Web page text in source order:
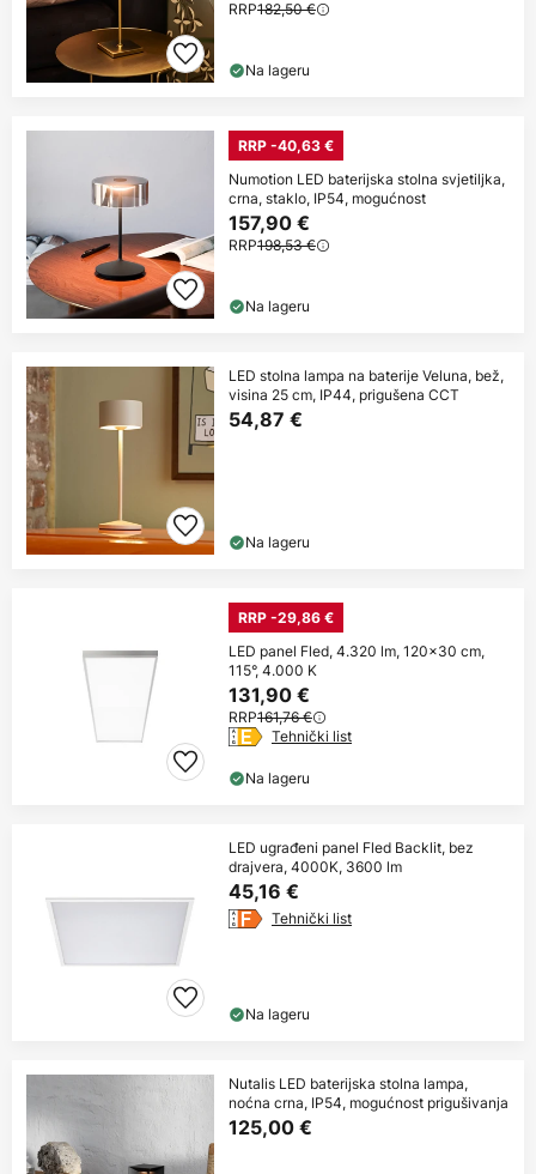
RRP182,50 €
Na lageru
RRP -40,63 €
Numotion LED baterijska stolna svjetiljka,
crna, staklo, IP54, mogućnost
157,90 €
RRP198,53 €
Na lageru
LED stolna lampa na baterije Veluna, bež,
visina 25 cm, IP44, prigušena CCT
54,87 €
Na lageru
RRP -29,86 €
LED panel Fled, 4.320 lm, 120x30 cm,
115°, 4.000 K
131,90 €
RRP161,76 €
Tehnički list
Na lageru
LED ugrađeni panel Fled Backlit, bez
drajvera, 4000K, 3600 lm
45,16 €
Tehnički list
Na lageru
Nutalis LED baterijska stolna lampa,
noćna crna, IP54, mogućnost prigušivanja
125,00 €